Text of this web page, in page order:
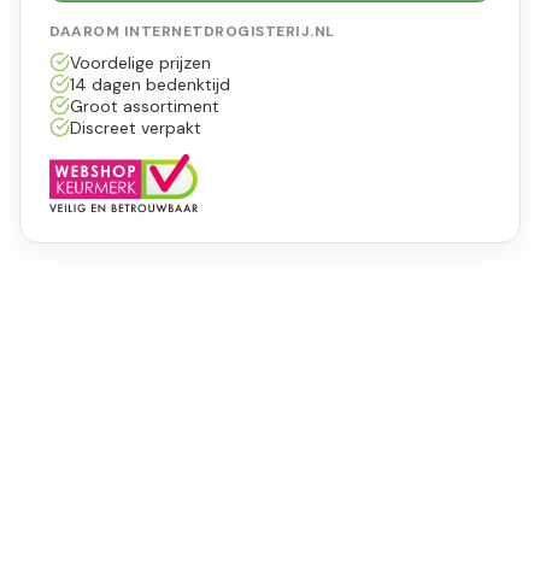
DAAROM INTERNETDROGISTERIJ.NL
Voordelige prijzen
14 dagen bedenktijd
Groot assortiment
Discreet verpakt